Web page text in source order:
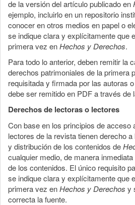
de la versión del artículo publicado en
ejemplo, incluirlo en un repositorio
conocer en otros medios en papel o
se indique clara y explícitamente que
primera vez enHechos y Derechos.
Para todo lo anterior, deben remitir la
derechos patrimoniales de la primera
requisitada y firmada por las autoras
debe ser remitido en PDF a través de
Derechos de lectoras o lectores
Con base en los principios de acceso
lectores de la revista tienen derecho
y distribución de los contenidos de
cualquier medio, de manera
de los contenidos. El único requisito
se indique clara y explícitamente que
primera vez enHechos y Derechos y
correcta la fuente.